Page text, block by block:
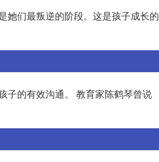
她们最叛逆的阶段。这是孩子成长的
子的有效沟通。 教育家陈鹤琴曾说